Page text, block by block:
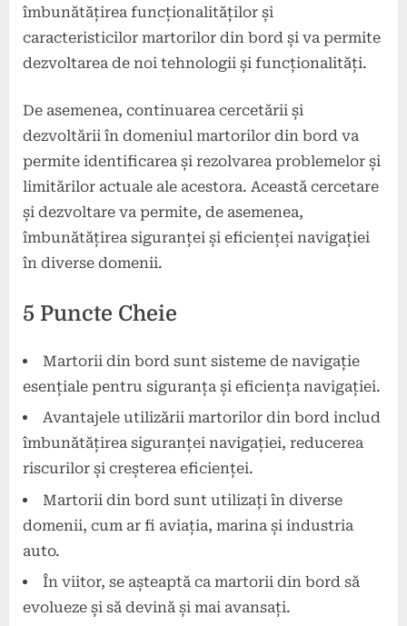
îmbunătățirea funcționalităților și
caracteristicilor martorilor din bord și va permite
dezvoltarea de noi tehnologii și funcționalități.
De asemenea, continuarea cercetării și
dezvoltării în domeniul martorilor din bord va
permite identificarea și rezolvarea problemelor și
limitărilor actuale ale acestora. Această cercetare
și dezvoltare va permite, de asemenea,
îmbunătățirea siguranței și eficienței navigației
în diverse domenii.
5 Puncte Cheie
Martorii din bord sunt sisteme de navigație
esențiale pentru siguranța și eficiența navigației.
Avantajele utilizării martorilor din bord includ
îmbunătățirea siguranței navigației, reducerea
riscurilor și creșterea eficienței.
Martorii din bord sunt utilizați în diverse
domenii, cum ar fi aviația, marina și industria
auto.
În viitor, se așteaptă ca martorii din bord să
evolueze și să devină și mai avansați.